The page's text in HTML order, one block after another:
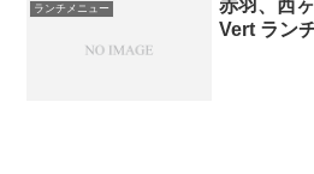
ランチメニュー
赤羽、西
Vert ラン